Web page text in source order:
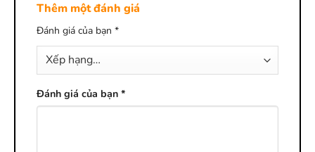
Thêm một đánh giá
Đánh giá của bạn *
Đánh giá của bạn *